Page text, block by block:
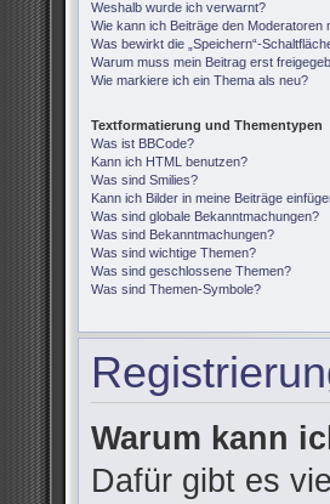
Weshalb wurde ich verwarnt?
Wie kann ich Beiträge den Moderatoren
Was bewirkt die „Speichern“-
Warum muss mein Beitrag erst
Wie markiere ich ein Thema als neu?
Textformatierung und Thementypen
Was ist BBCode?
Kann ich HTML benutzen?
Was sind Smilies?
Kann ich Bilder in meine Beiträge
Was sind globale Bekanntmachungen?
Was sind Bekanntmachungen?
Was sind wichtige Themen?
Was sind geschlossene Themen?
Was sind Themen-Symbole?
Warum kann
Dafür gibt es